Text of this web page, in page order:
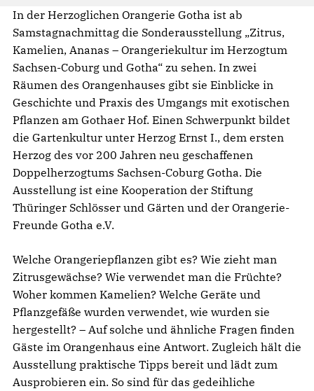
In der Herzoglichen Orangerie Gotha ist ab
Samstagnachmittag die Sonderausstellung „Zitrus,
Kamelien, Ananas – Orangeriekultur im Herzogtum
Sachsen-Coburg und Gotha“ zu sehen. In zwei
Räumen des Orangenhauses gibt sie Einblicke in
Geschichte und Praxis des Umgangs mit exotischen
Pflanzen am Gothaer Hof. Einen Schwerpunkt bildet
die Gartenkultur unter Herzog Ernst I., dem ersten
Herzog des vor 200 Jahren neu geschaffenen
Doppelherzogtums Sachsen-Coburg Gotha. Die
Ausstellung ist eine Kooperation der Stiftung
Thüringer Schlösser und Gärten und der Orangerie-
Freunde Gotha e.V.
Welche Orangeriepflanzen gibt es? Wie zieht man
Zitrusgewächse? Wie verwendet man die Früchte?
Woher kommen Kamelien? Welche Geräte und
Pflanzgefäße wurden verwendet, wie wurden sie
hergestellt? – Auf solche und ähnliche Fragen finden
Gäste im Orangenhaus eine Antwort. Zugleich hält die
Ausstellung praktische Tipps bereit und lädt zum
Ausprobieren ein. So sind für das gedeihliche